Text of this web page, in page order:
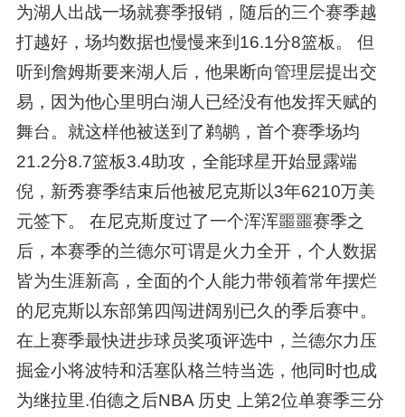
为湖人出战一场就赛季报销，随后的三个赛季越
打越好，场均数据也慢慢来到16.1分8篮板。 但
听到詹姆斯要来湖人后，他果断向管理层提出交
易，因为他心里明白湖人已经没有他发挥天赋的
舞台。就这样他被送到了鹈鹕，首个赛季场均
21.2分8.7篮板3.4助攻，全能球星开始显露端
倪，新秀赛季结束后他被尼克斯以3年6210万美
元签下。 在尼克斯度过了一个浑浑噩噩赛季之
后，本赛季的兰德尔可谓是火力全开，个人数据
皆为生涯新高，全面的个人能力带领着常年摆烂
的尼克斯以东部第四闯进阔别已久的季后赛中。
在上赛季最快进步球员奖项评选中，兰德尔力压
掘金小将波特和活塞队格兰特当选，他同时也成
为继拉里.伯德之后NBA 历史 上第2位单赛季三分